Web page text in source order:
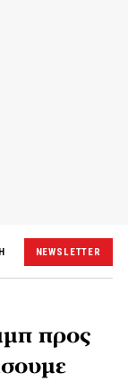
NEWSLETTER
προς